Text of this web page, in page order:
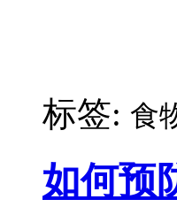
标签: 食
如何预